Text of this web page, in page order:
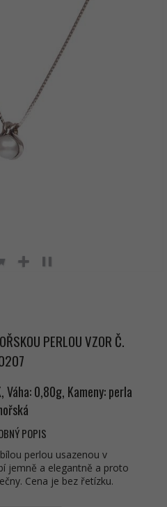
PERLOU VZOR Č.
0,80g, Kameny: perla
POPIS
perlou usazenou v
jemně a elegantně a proto
Cena je bez řetízku.